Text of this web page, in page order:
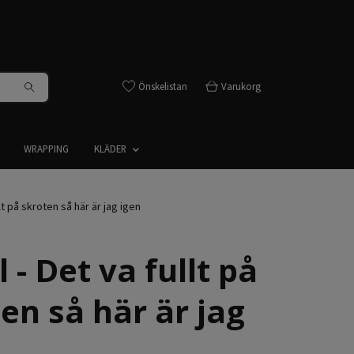
Önskelistan Varukorg
WRAPPING KLÄDER
på skroten så här är jag igen
- Det va fullt på
så här är jag